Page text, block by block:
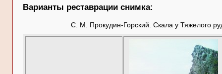
Варианты реставрации снимка:
С. М. Прокудин-Горский. Скала у Тяжелого